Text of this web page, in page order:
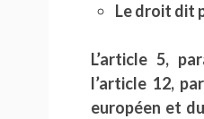
Le droit dit
L’article 5,
l’article 12,
européen et